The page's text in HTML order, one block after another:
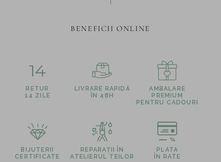
BENEFICII ONLINE
14
RETUR
14 ZILE
LIVRARE RAPIDĂ
ÎN 48H
AMBALARE
PREMIUM
PENTRU CADOURI
BIJUTERII
CERTIFICATE
REPARAȚII ÎN
ATELIERUL TEILOR
PLATA
ÎN RATE